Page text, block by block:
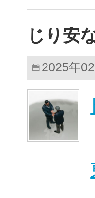
じり安
2025年